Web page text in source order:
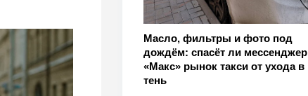
Масло, фильтры и фото под
дождём: спасёт ли мессенджер
«Макс» рынок такси от ухода в
тень